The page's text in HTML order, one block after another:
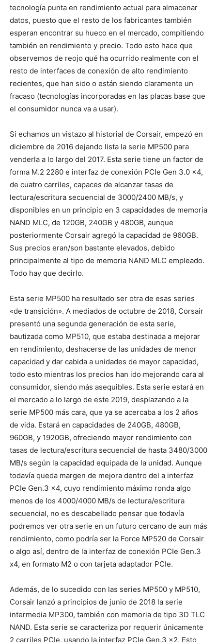
tecnología punta en rendimiento actual para almacenar
datos, puesto que el resto de los fabricantes también
esperan encontrar su hueco en el mercado, compitiendo
también en rendimiento y precio. Todo esto hace que
observemos de reojo qué ha ocurrido realmente con el
resto de interfaces de conexión de alto rendimiento
recientes, que han sido o están siendo claramente un
fracaso (tecnologías incorporadas en las placas base que
el consumidor nunca va a usar).
Si echamos un vistazo al historial de Corsair, empezó en
diciembre de 2016 dejando lista la serie MP500 para
venderla a lo largo del 2017. Esta serie tiene un factor de
forma M.2 2280 e interfaz de conexión PCIe Gen 3.0 x4,
de cuatro carriles, capaces de alcanzar tasas de
lectura/escritura secuencial de 3000/2400 MB/s, y
disponibles en un principio en 3 capacidades de memoria
NAND MLC, de 120GB, 240GB y 480GB, aunque
posteriormente Corsair agregó la capacidad de 960GB.
Sus precios eran/son bastante elevados, debido
principalmente al tipo de memoria NAND MLC empleado.
Todo hay que decirlo.
Esta serie MP500 ha resultado ser otra de esas series
«de transición». A mediados de octubre de 2018, Corsair
presentó una segunda generación de esta serie,
bautizada como MP510, que estaba destinada a mejorar
en rendimiento, deshacerse de las unidades de menor
capacidad y dar cabida a unidades de mayor capacidad,
todo esto mientras los precios han ido mejorando cara al
consumidor, siendo más asequibles. Esta serie estará en
el mercado a lo largo de este 2019, desplazando a la
serie MP500 más cara, que ya se acercaba a los 2 años
de vida. Estará en capacidades de 240GB, 480GB,
960GB, y 1920GB, ofreciendo mayor rendimiento con
tasas de lectura/escritura secuencial de hasta 3480/3000
MB/s según la capacidad equipada de la unidad. Aunque
todavía queda margen de mejora dentro del a interfaz
PCIe Gen.3 x4, cuyo rendimiento máximo ronda algo
menos de los 4000/4000 MB/s de lectura/escritura
secuencial, no es descabellado pensar que todavía
podremos ver otra serie en un futuro cercano de aun más
rendimiento, como podría ser la Force MP520 de Corsair
o algo así, dentro de la interfaz de conexión PCIe Gen.3
x4, en formato M2 o con tarjeta adaptador PCIe.
Además, de lo sucedido con las series MP500 y MP510,
Corsair lanzó a principios de junio de 2018 la serie
intermedia MP300, también con memoria de tipo 3D TLC
NAND. Esta serie se caracteriza por requerir únicamente
2 carriles PCIe, usando la interfaz PCIe Gen.3 x2. Esto